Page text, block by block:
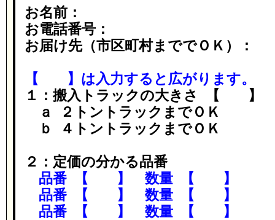
お名前：
お電話番号：
お届け先（市区町村まででＯＫ）：
【 】は入力すると広がります。
１：搬入トラックの大きさ 【 】
ａ ２トントラックまでＯＫ
ｂ ４トントラックまでＯＫ
２：定価の分かる品番
品番 【 】 数量 【 】
品番 【 】 数量 【 】
品番 【 】 数量 【 】